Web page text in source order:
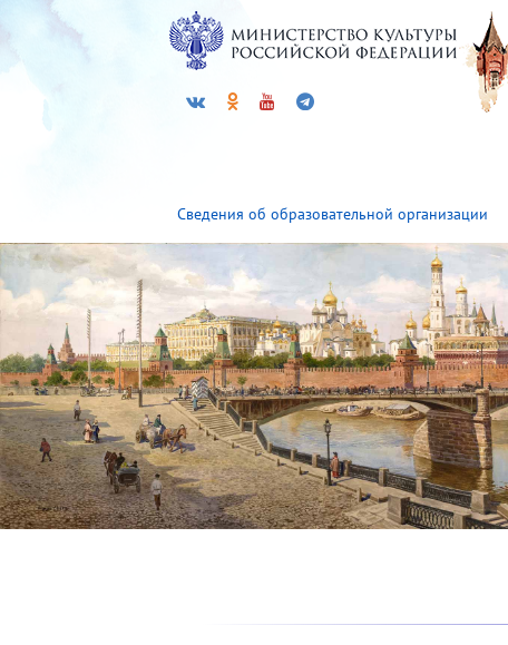
Сведения об образовательной организации